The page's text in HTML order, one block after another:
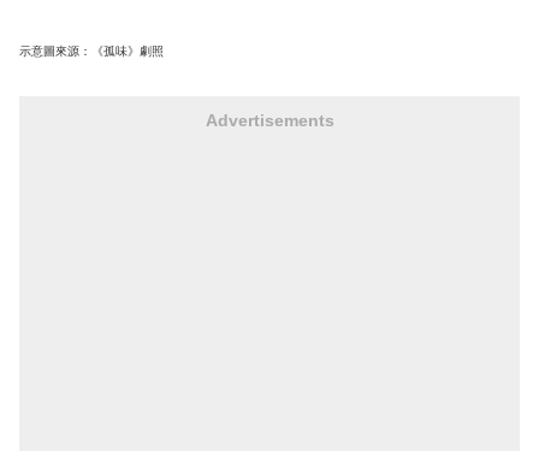
示意圖來源：《孤味》劇照
Advertisements